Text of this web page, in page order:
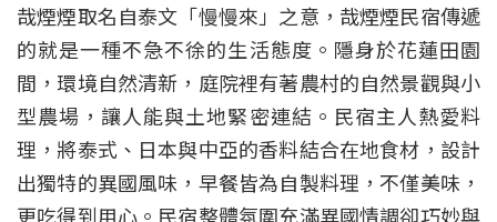
哉煙煙取名自泰文「慢慢來」之意，哉煙煙民宿傳遞
的就是一種不急不徐的生活態度。隱身於花蓮田園
間，環境自然清新，庭院裡有著農村的自然景觀與小
型農場，讓人能與土地緊密連結。民宿主人熱愛料
理，將泰式、日本與中亞的香料結合在地食材，設計
出獨特的異國風味，早餐皆為自製料理，不僅美味，
更吃得到用心。民宿整體氛圍充滿異國情調卻巧妙與